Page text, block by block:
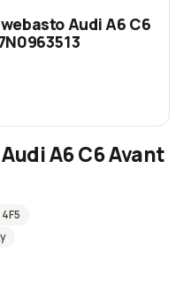
Audi A6 C6
AudiA6 C6 Avant